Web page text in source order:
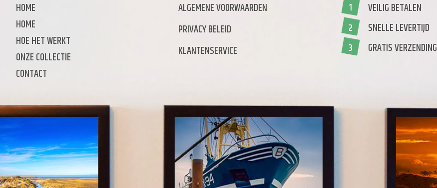
HOME
HOME
HOE HET WERKT
ONZE COLLECTIE
CONTACT
ALGEMENE VOORWAARDEN
PRIVACY BELEID
KLANTENSERVICE
1 VEILIG BETALEN
2 SNELLE LEVERTIJD
3 GRATIS VERZENDING